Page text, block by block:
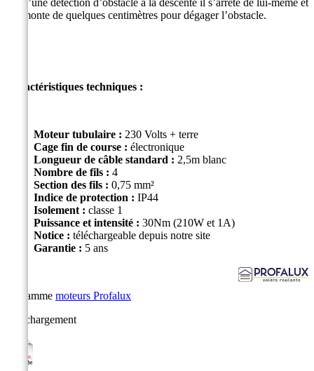
cas d’une détection d’obstacle à la descente il s’arrête de lui-même et
il remonte de quelques centimètres pour dégager l’obstacle.
Caractéristiques techniques :
Moteur tubulaire : 230 Volts + terre
Cage fin de course : électronique
Longueur de câble standard : 2,5m blanc
Nombre de fils : 4
Section des fils : 0,75 mm²
Indice de protection : IP44
Isolement : classe 1
Puissance et intensité : 30Nm (210W et 1A)
Notice : téléchargeable depuis notre site
Garantie : 5 ans
La gamme moteurs Profalux
Téléchargement